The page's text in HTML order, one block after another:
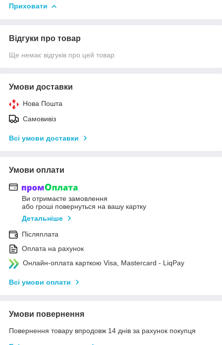
Приховати
Відгуки про товар
Ще немає відгуків про цей товар
Умови доставки
Нова Пошта
Самовивіз
Всі умови доставки
Умови оплати
Ви отримаєте замовлення
або гроші повернуться на вашу картку
Детальніше
Післяплата
Оплата на рахунок
Онлайн-оплата карткою Visa, Mastercard - LiqPay
Всі умови оплати
Умови повернення
Повернення товару впродовж 14 днів за рахунок покупця